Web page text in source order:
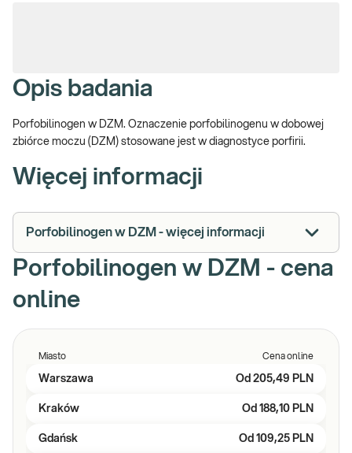
Opis badania
Porfobilinogen w DZM. Oznaczenie porfobilinogenu w dobowej
zbiórce moczu (DZM) stosowane jest w diagnostyce porfirii.
Więcej informacji
Porfobilinogen w DZM - więcej informacji
Porfobilinogen w DZM - cena
online
Miasto Cena online
Warszawa Od 205,49 PLN
Kraków Od 188,10 PLN
Gdańsk Od 109,25 PLN